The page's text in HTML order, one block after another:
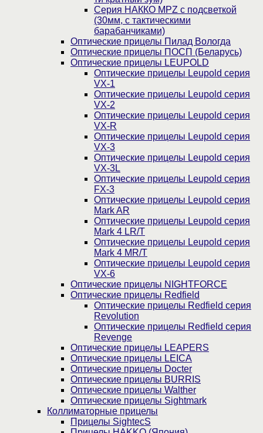
Серия НАККО MPZ с подсветкой
(30мм, c тактическими
барабанчиками)
Оптические прицелы Пилад Вологда
Оптические прицелы ПОСП (Беларусь)
Оптические прицелы LEUPOLD
Оптические прицелы Leupold серия
VX-1
Оптические прицелы Leupold серия
VX-2
Оптические прицелы Leupold серия
VX-R
Оптические прицелы Leupold серия
VX-3
Оптические прицелы Leupold серия
VX-3L
Оптические прицелы Leupold серия
FX-3
Оптические прицелы Leupold серия
Mark AR
Оптические прицелы Leupold серия
Mark 4 LR/T
Оптические прицелы Leupold серия
Mark 4 MR/T
Оптические прицелы Leupold серия
VX-6
Оптические прицелы NIGHTFORCE
Оптические прицелы Redfield
Оптические прицелы Redfield серия
Revolution
Оптические прицелы Redfield серия
Revenge
Оптические прицелы LEAPERS
Оптические прицелы LEICA
Оптические прицелы Docter
Оптические прицелы BURRIS
Оптические прицелы Walther
Оптические прицелы Sightmark
Коллиматорные прицелы
Прицелы SightecS